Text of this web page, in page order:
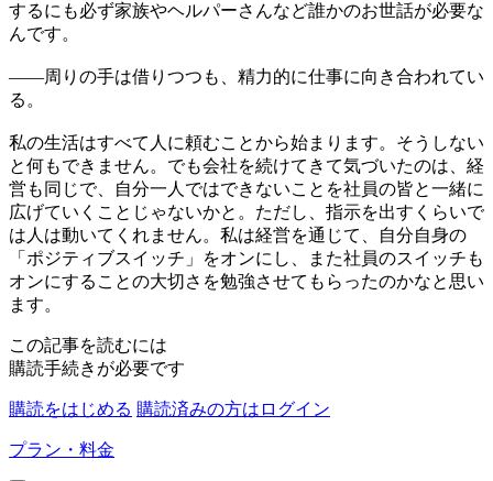
するにも必ず家族やヘルパーさんなど誰かのお世話が必要な
んです。
——周りの手は借りつつも、精力的に仕事に向き合われてい
る。
私の生活はすべて人に頼むことから始まります。そうしない
と何もできません。でも会社を続けてきて気づいたのは、経
営も同じで、自分一人ではできないことを社員の皆と一緒に
広げていくことじゃないかと。ただし、指示を出すくらいで
は人は動いてくれません。私は経営を通じて、自分自身の
「ポジティブスイッチ」をオンにし、また社員のスイッチも
オンにすることの大切さを勉強させてもらったのかなと思い
ます。
この記事を読むには
購読手続きが必要です
購読をはじめる 購読済みの方はログイン
プラン・料金